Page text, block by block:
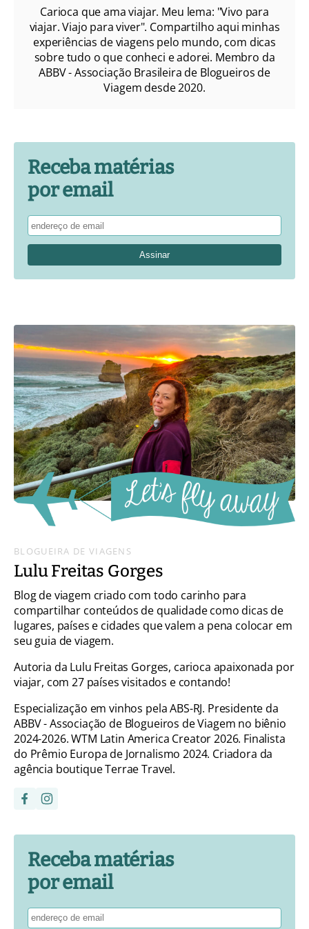
Carioca que ama viajar. Meu lema: "Vivo para
viajar. Viajo para viver". Compartilho aqui minhas
experiências de viagens pelo mundo, com dicas
sobre tudo o que conheci e adorei. Membro da
ABBV - Associação Brasileira de Blogueiros de
Viagem desde 2020.
Receba matérias
por email
BLOGUEIRA DE VIAGENS
Lulu Freitas Gorges
Blog de viagem criado com todo carinho para
compartilhar conteúdos de qualidade como dicas de
lugares, países e cidades que valem a pena colocar em
seu guia de viagem.
Autoria da Lulu Freitas Gorges, carioca apaixonada por
viajar, com 27 países visitados e contando!
Especialização em vinhos pela ABS-RJ. Presidente da
ABBV - Associação de Blogueiros de Viagem no biênio
2024-2026. WTM Latin America Creator 2026. Finalista
do Prêmio Europa de Jornalismo 2024. Criadora da
agência boutique Terrae Travel.
Receba matérias
por email